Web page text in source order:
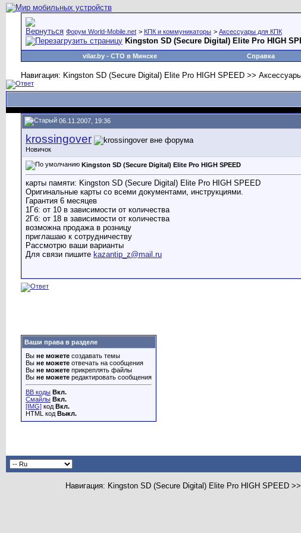
Форум World-Mobile.net > КПК и коммуникаторы > Аксессуары для КПК
Kingston SD (Secure Digital) Elite Pro HIGH
vilar.by - СТО в Минске Справка
Навигация: Kingston SD (Secure Digital) Elite Pro HIGH SPEED >>
06.11.2007, 19:36
krossingover
Новичок
Kingston SD (Secure Digital) Elite Pro HIGH SPEED
карты памяти: Kingston SD (Secure Digital) Elite Pro HIGH SPEED
Оригинальные карты со всеми документами, инструкциями.
Гарантия 6 месяцев
1Гб: от 10 в зависимости от количества
2Гб: от 18 в зависимости от количества
возможна продажа в розницу
приглашаю к сотрудничеству
Рассмотрю ваши варианты
Для связи пишите kazantip_z@mail.ru
Ваши права в разделе
Вы не можете создавать темы
Вы не можете отвечать на сообщения
Вы не можете прикреплять файлы
Вы не можете редактировать сообщения
BB коды Вкл.
Смайлы Вкл.
[IMG] код Вкл.
HTML код Выкл.
Навигация: Kingston SD (Secure Digital) Elite Pro HIGH